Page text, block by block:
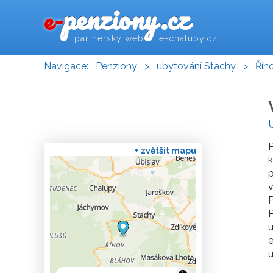
e-penziony.cz
partnerský web e-chalupy.cz
Navigace: Penziony > ubytování Stachy >
+ zvětšit mapu